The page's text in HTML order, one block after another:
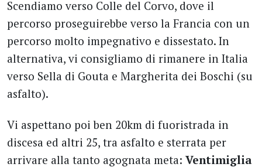
Scendiamo verso Colle del Corvo, dove il
percorso proseguirebbe verso la Francia con un
percorso molto impegnativo e dissestato. In
alternativa, vi consigliamo di rimanere in Italia
verso Sella di Gouta e Margherita dei Boschi (su
asfalto).
Vi aspettano poi ben 20km di fuoristrada in
discesa ed altri 25, tra asfalto e sterrata per
arrivare alla tanto agognata meta: Ventimiglia